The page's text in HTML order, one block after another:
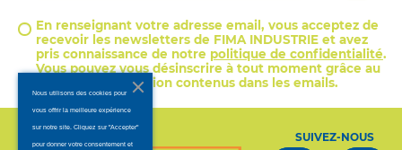
En renseignant votre adresse email, vous acceptez de
recevoir les newsletters de FIMA INDUSTRIE et avez
pris connaissance de notre politique de confidentialité.
Vous pouvez vous désinscrire à tout moment grâce au
lien de désinscription contenus dans les emails.
SUIVEZ-NOUS
Nous utilisons des cookies pour
vous offrir la meilleure expérience
sur notre site. Cliquez sur "Accepter"
pour donner votre consentement et